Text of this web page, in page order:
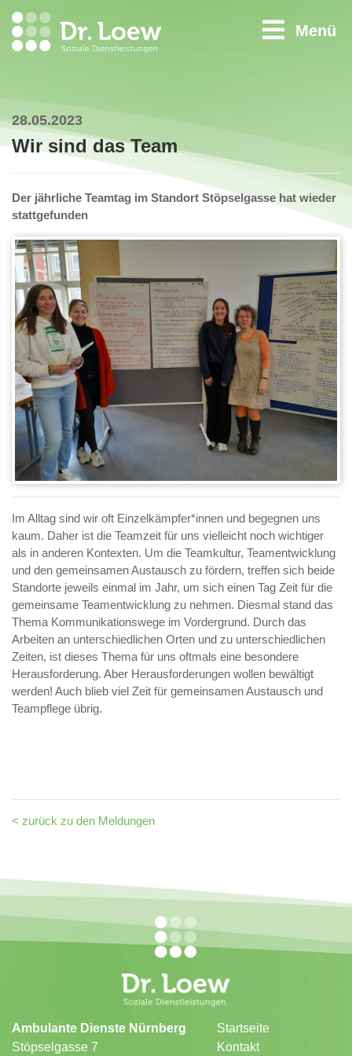
Menü
28.05.2023
Wir sind das Team
Der jährliche Teamtag im Standort Stöpselgasse hat wieder
stattgefunden
Im Alltag sind wir oft Einzelkämpfer*innen und begegnen uns
kaum. Daher ist die Teamzeit für uns vielleicht noch wichtiger
als in anderen Kontexten. Um die Teamkultur, Teamentwicklung
und den gemeinsamen Austausch zu fördern, treffen sich beide
Standorte jeweils einmal im Jahr, um sich einen Tag Zeit für die
gemeinsame Teamentwicklung zu nehmen. Diesmal stand das
Thema Kommunikationswege im Vordergrund. Durch das
Arbeiten an unterschiedlichen Orten und zu unterschiedlichen
Zeiten, ist dieses Thema für uns oftmals eine besondere
Herausforderung. Aber Herausforderungen wollen bewältigt
werden! Auch blieb viel Zeit für gemeinsamen Austausch und
Teampflege übrig.
< zurück zu den Meldungen
Ambulante Dienste Nürnberg
Stöpselgasse 7
Startseite
Kontakt